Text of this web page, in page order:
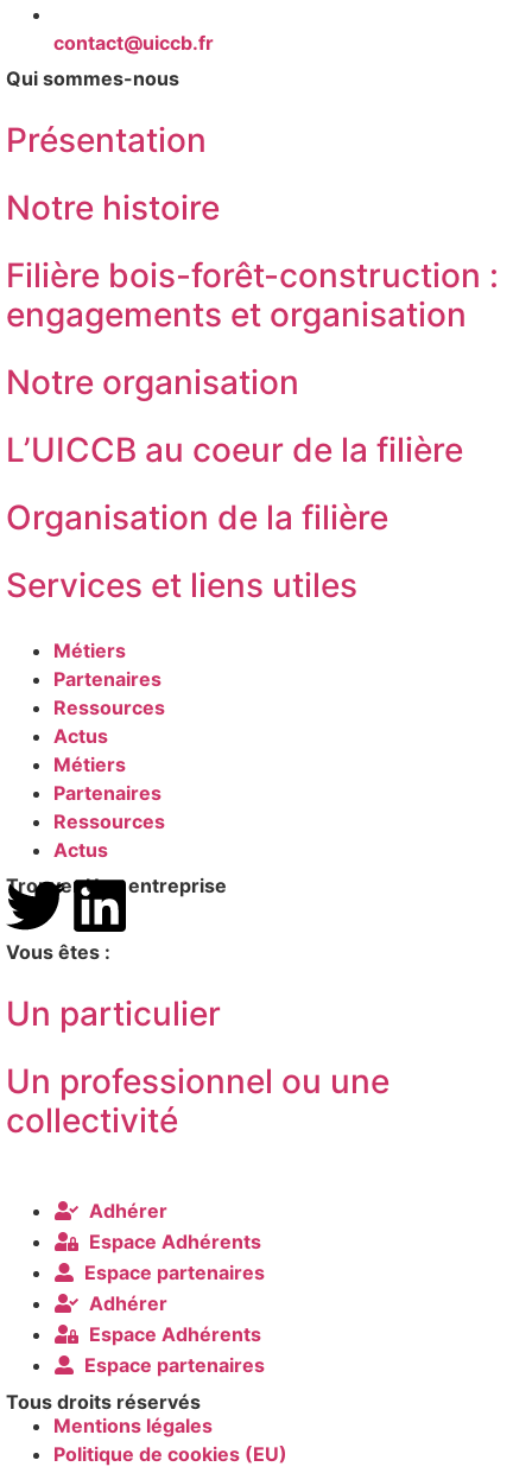
contact@uiccb.fr
Qui sommes-nous
Présentation
Notre histoire
Filière bois-forêt-construction :
engagements et organisation
Notre organisation
L’UICCB au coeur de la filière
Organisation de la filière
Services et liens utiles
Métiers
Partenaires
Ressources
Actus
Métiers
Partenaires
Ressources
Actus
Trouver Une entreprise
Vous êtes :
Un particulier
Un professionnel ou une
collectivité
Adhérer
Espace Adhérents
Espace partenaires
Adhérer
Espace Adhérents
Espace partenaires
Tous droits réservés
Mentions légales
Politique de cookies (EU)